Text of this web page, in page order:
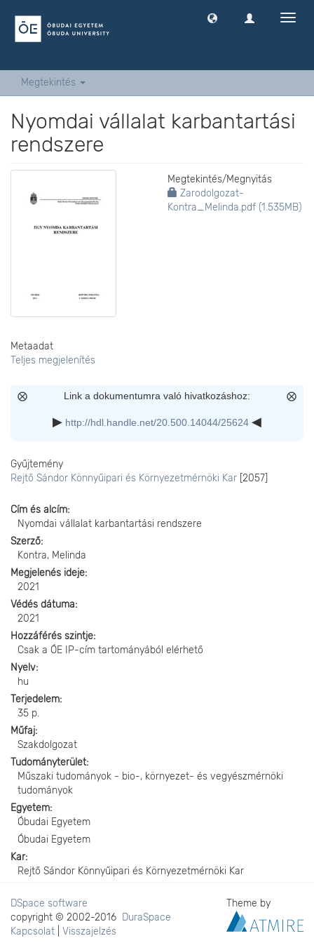
Megtekintés
Nyomdai vállalat karbantartási
rendszere
Megtekintés/Megnyitás
Zarodolgozat-
Kontra_Melinda.pdf (1.535MB)
Metaadat
Teljes megjelenítés
Link a dokumentumra való hivatkozáshoz:
http://hdl.handle.net/20.500.14044/25624
Gyűjtemény
Rejtő Sándor Könnyűipari és Környezetmérnöki Kar [2057]
Cím és alcím
Nyomdai vállalat karbantartási rendszere
Szerző
Kontra, Melinda
Megjelenés ideje
2021
Védés dátuma
2021
Hozzáférés szintje
Csak a ÓE IP-cím tartományából elérhető
Nyelv
hu
Terjedelem
35 p.
Műfaj
Szakdolgozat
Tudományterület
Műszaki tudományok - bio-, környezet- és vegyészmérnöki
tudományok
Egyetem
Óbudai Egyetem
Óbudai Egyetem
Kar
Rejtő Sándor Könnyűipari és Környezetmérnöki Kar
DSpace software
copyright © 2002-2016 DuraSpace
Kapcsolat
Visszajelzés
Theme by